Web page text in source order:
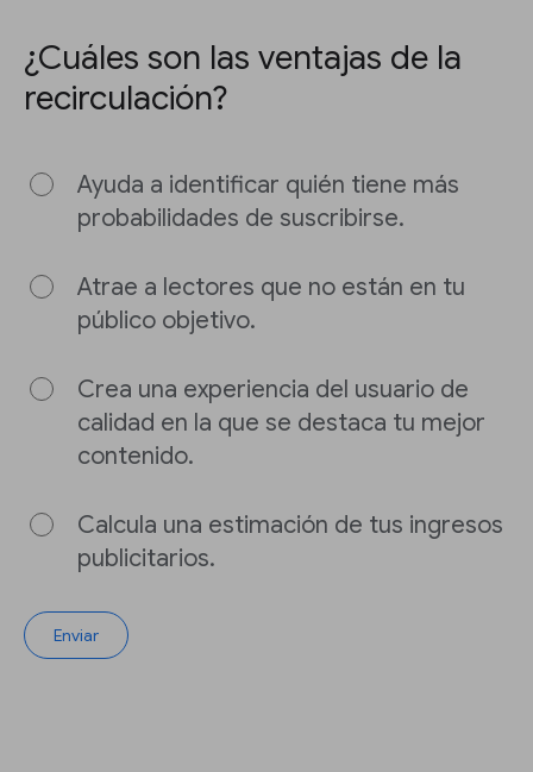
¿Cuáles son las ventajas de la
recirculación?
Ayuda a identificar quién tiene más
probabilidades de suscribirse.
Atrae a lectores que no están en tu
público objetivo.
Crea una experiencia del usuario de
calidad en la que se destaca tu mejor
contenido.
Calcula una estimación de tus ingresos
publicitarios.
Enviar